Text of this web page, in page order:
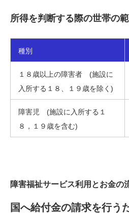
所得を判断する際の世帯の
種別
１８歳以上の障害者 (施設に
入所する１８、１９歳を除く)
障害児 (施設に入所する１
８，１９歳を含む)
障害福祉サービス利用とお金の
国へ給付金の請求を行う